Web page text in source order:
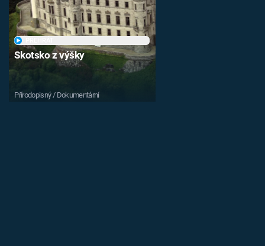
Skotsko z výšky
Přírodopisný / Dokumentární